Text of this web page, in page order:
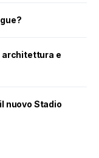
architettura e
nuovo Stadio